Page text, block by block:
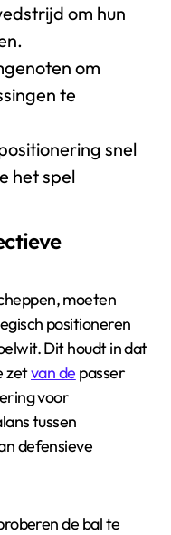
om hun
om
te
snel
het spel
moeten
positioneren
Dit houdt in dat
zetvan de passer
voor
tussen
defensieve
de bal te